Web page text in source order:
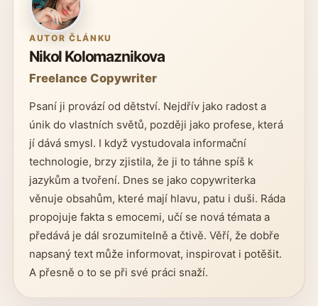
AUTOR ČLÁNKU
Nikol Kolomaznikova
Freelance Copywriter
Psaní ji provází od dětství. Nejdřív jako radost a
únik do vlastních světů, později jako profese, která
jí dává smysl. I když vystudovala informační
technologie, brzy zjistila, že ji to táhne spíš k
jazykům a tvoření. Dnes se jako copywriterka
věnuje obsahům, které mají hlavu, patu i duši. Ráda
propojuje fakta s emocemi, učí se nová témata a
předává je dál srozumitelně a čtivě. Věří, že dobře
napsaný text může informovat, inspirovat i potěšit.
A přesně o to se při své práci snaží.